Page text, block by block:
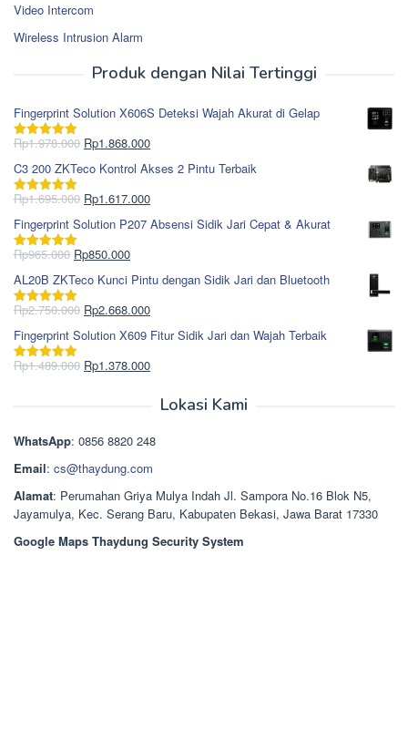
Video Intercom
Wireless Intrusion Alarm
Produk dengan Nilai Tertinggi
Fingerprint Solution X606S Deteksi Wajah Akurat di Gelap
Dinilai5.00
Rp1.978.000 Harga
aslinya
adalah:
Rp1.978.000.
Rp1.868.000Harga
saat
ini
adalah:
C3 200 ZKTeco Kontrol Akses 2 Pintu Terbaik
Dinilai5.00
Rp1.695.000 Harga
aslinya
adalah:
Rp1.695.000.
Rp1.617.000Harga
saat
ini
Fingerprint Solution P207 Absensi Sidik Jari Cepat & Akurat
Dinilai5.00
Rp965.000 Harga
aslinya
adalah:
Rp965.000.
Rp850.000Harga
saat
ini
adalah:
AL20B ZKTeco Kunci Pintu dengan Sidik Jari dan Bluetooth
Dinilai5.00
Rp2.750.000 Harga
aslinya
adalah:
Rp2.750.000.
Rp2.668.000Harga
saat
ini
adalah:
Fingerprint Solution X609 Fitur Sidik Jari dan Wajah Terbaik
Dinilai5.00
Rp1.489.000 Harga
Rp1.378.000Harga
Rp1.378.000.
Lokasi Kami
WhatsApp: 0856 8820 248
Email: cs@thaydung.com
Alamat: Perumahan Griya Mulya Indah Jl. Sampora No.16 Blok N5,
Jayamulya, Kec. Serang Baru, Kabupaten Bekasi, Jawa Barat 17330
Google Maps Thaydung Security System